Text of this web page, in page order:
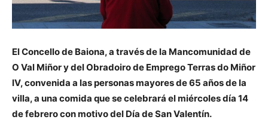
El Concello de Baiona, a través de la Mancomunidad de
O Val Miñor y del Obradoiro de Emprego Terras do Miñor
IV, convenida a las personas mayores de 65 años de la
villa, a una comida que se celebrará el miércoles día 14
de febrero con motivo del Día de San Valentín.